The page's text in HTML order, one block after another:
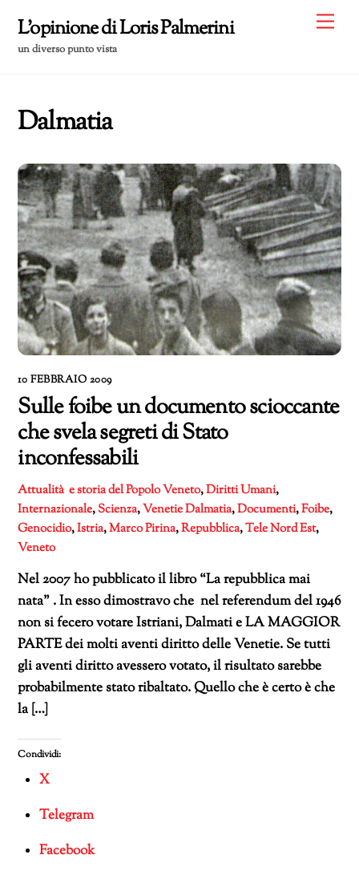
content
L'opinione di Loris Palmerini
un diverso punto vista
Dalmatia
10 FEBBRAIO 2009
Sulle foibe un documento scioccante
che svela segreti di Stato
inconfessabili
Attualità e storia del Popolo Veneto,Diritti Umani,
Internazionale,Scienza,VenetieDalmatia,Documenti,Foibe,
Genocidio,Istria,Marco Pirina,Repubblica,Tele Nord Est,
Veneto
Nel 2007 ho pubblicato il libro “La repubblica mai
nata” . In esso dimostravo che nel referendum del 1946
non si fecero votare Istriani, Dalmati e LA MAGGIOR
PARTE dei molti aventi diritto delle Venetie. Se tutti
gli aventi diritto avessero votato, il risultato sarebbe
probabilmente stato ribaltato. Quello che è certo è che
la […]
Condividi:
X
Telegram
Facebook